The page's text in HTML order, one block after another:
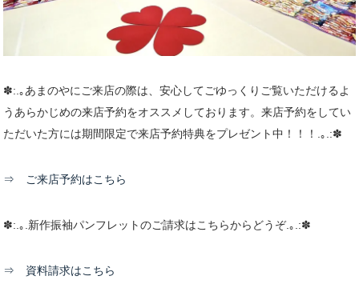
✽:.｡あまのやにご来店の際は、安心してごゆっくりご覧いただけるよ
うあらかじめの来店予約をオススメしております。来店予約をしてい
ただいた方には期間限定で来店予約特典をプレゼント中！！！.｡.:✽
⇒ ご来店予約はこちら
✽:.｡.新作振袖パンフレットのご請求はこちらからどうぞ.｡.:✽
⇒ 資料請求はこちら